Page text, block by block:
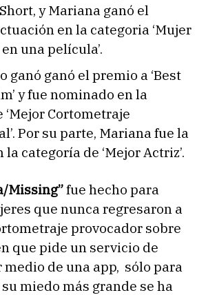
y Mariana ganó el
en la categoria ‘Mujer
una película’.
ganó ganó el premio a ‘Best
y fue nominado en la
‘Mejor Cortometraje
Por su parte, Mariana fue la
categoría de ‘Mejor Actriz’.
Missing”fue hecho para
que nunca regresaron a
provocador sobre
que pide un servicio de
de una app, sólo para
miedo más grande se ha